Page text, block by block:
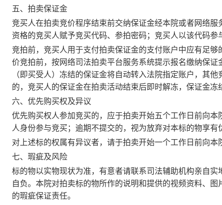
五、拍卖保证金
竞买人在拍卖竞价程序结束前交纳保证金经本院或者网络
资格的竞买人赋予竞买代码、参拍密码；竞买人以该代码参
竞拍前，竞买人用于支付拍卖保证金的支付账户中应有足
价竞拍前，按网络司法拍卖平台服务系统提示报名缴纳保
（即买受人）冻结的保证金将自动转入法院指定账户，其
的，竞买人的保证金在拍卖活动结束后即时解冻，保证金冻
六、优先购买权及异议
优先购买权人参加竞买的，应于拍卖开始五个工作日前向
人身份参与竞买；逾期不提交的，视为放弃对本标的物享有
对上述标的权属有异议者，请于拍卖开始一个工作日前向本
七、瑕疵及风险
标的物以实物现状为准，有意者请联系司法辅助机构亲自
自负。本院对拍卖标的物所作的说明和提供的视频资料、
的瑕疵保证责任。